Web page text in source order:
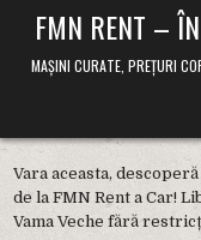
FMN RENT –
MAȘINI CURATE, PREȚURI
Vara aceasta,
de la FMN Rent a Car!
Vama Veche fără